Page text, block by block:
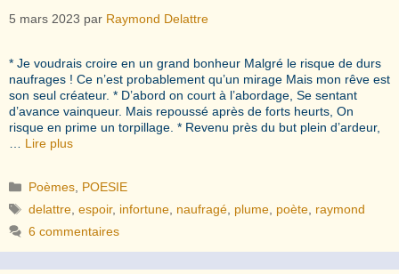
5 mars 2023 par Raymond Delattre
* Je voudrais croire en un grand bonheur Malgré le risque de durs
naufrages ! Ce n’est probablement qu’un mirage Mais mon rêve est
son seul créateur. * D’abord on court à l’abordage, Se sentant
d’avance vainqueur. Mais repoussé après de forts heurts, On
risque en prime un torpillage. * Revenu près du but plein d’ardeur,
Lire plus
Catégories
Poèmes POESIE
Étiquettes
delattre ,espoir, infortune naufragé plume poète raymond
6 commentaires